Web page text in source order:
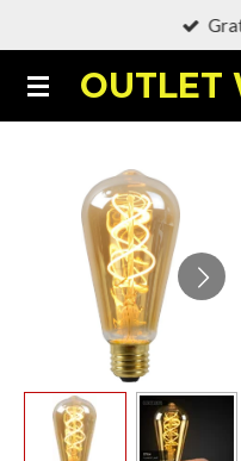
naar
de
OUTLET